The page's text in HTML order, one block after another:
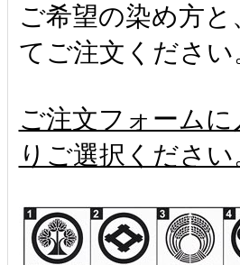
ご希望の染め方
てご注文ください
ご注文フォーム
りご選択ください